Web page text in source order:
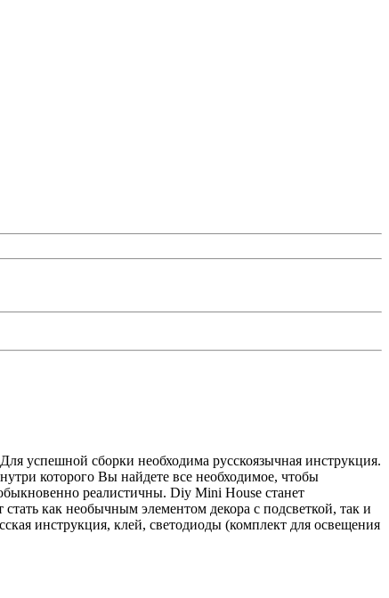
успешной сборки необходима русскоязычная инструкция.
которого Вы найдете все необходимое, чтобы
реалистичны. Diy Mini House станет
как необычным элементом декора с подсветкой, так и
инструкция, клей, светодиоды (комплект для освещения